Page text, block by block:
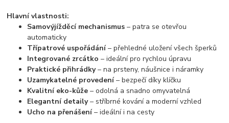
Hlavní vlastnosti:
Samovýjížděcí mechanismus – patra se otevřou
automaticky
Třípatrové uspořádání– přehledné uložení všech šperků
Integrované zrcátko – ideální pro rychlou úpravu
Praktické přihrádky– na prsteny, náušnice i náramky
Uzamykatelné provedení– bezpečí díky klíčku
Kvalitní eko-kůže – odolná a snadno omyvatelná
Elegantní detaily– stříbrné kování a moderní vzhled
Ucho na přenášení– ideální i na cesty